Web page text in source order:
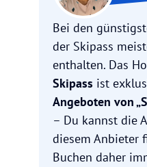
Bei den
der Skipass
enthalten. Das
Skipass ist
Angeboten von
– Du kannst die
diesem Anbieter
Buchen daher